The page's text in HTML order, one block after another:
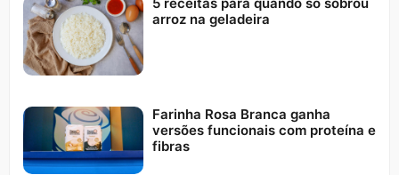
arroz na geladeira
Farinha Rosa Branca ganha
versões funcionais com proteína e
fibras